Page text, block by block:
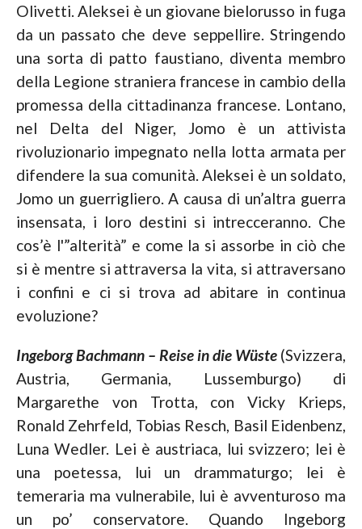
Olivetti. Aleksei è un giovane bielorusso in fuga
da un passato che deve seppellire. Stringendo
una sorta di patto faustiano, diventa membro
della Legione straniera francese in cambio della
promessa della cittadinanza francese. Lontano,
nel Delta del Niger, Jomo è un attivista
rivoluzionario impegnato nella lotta armata per
difendere la sua comunità. Aleksei è un soldato,
Jomo un guerrigliero. A causa di un’altra guerra
insensata, i loro destini si intrecceranno. Che
cos’è l'”alterità” e come la si assorbe in ciò che
si è mentre si attraversa la vita, si attraversano
i confini e ci si trova ad abitare in continua
evoluzione?
Ingeborg Bachmann – Reise in die Wüste (Svizzera,
Austria, Germania, Lussemburgo) di
Margarethe von Trotta, con Vicky Krieps,
Ronald Zehrfeld, Tobias Resch, Basil Eidenbenz,
Luna Wedler. Lei è austriaca, lui svizzero; lei è
una poetessa, lui un drammaturgo; lei è
temeraria ma vulnerabile, lui è avventuroso ma
un po’ conservatore. Quando Ingeborg